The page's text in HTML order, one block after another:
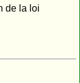
de la loi